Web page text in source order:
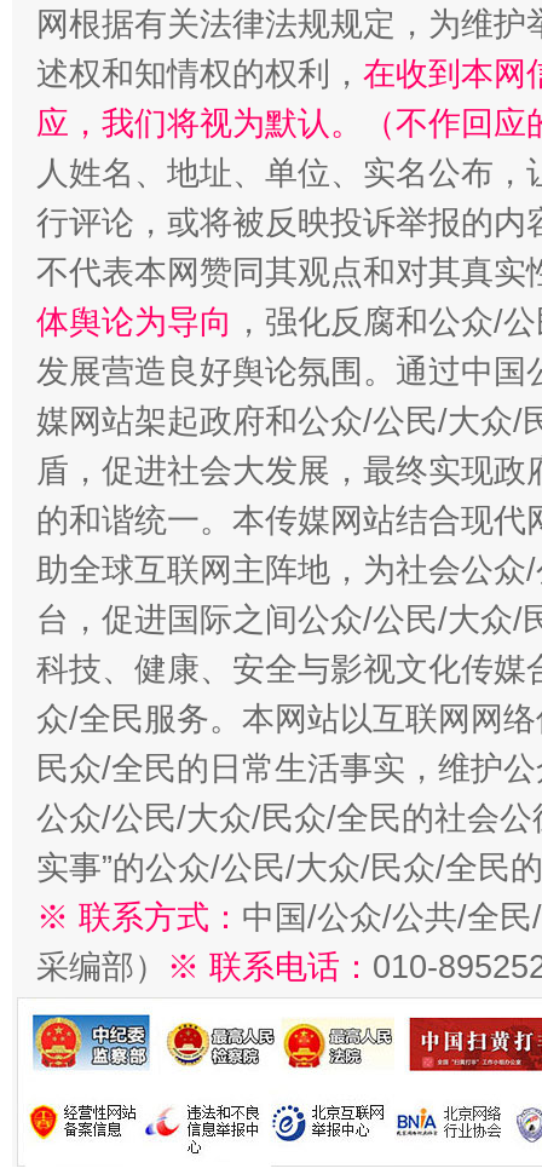
招工难、用工荒背后
网根据有关法律法规规定，为维
述权和知情权的权利， 在收到本网
应，我们将视为默认。（不作回应
人姓名、地址、单位、实名公布
行评论，或将被反映投诉举报的
不代表本网赞同其观点和对其真实
体舆论为导向 ，强化反腐和公众/
发展营造良好舆论氛围。通过中
媒网站架起政府和公众/公民/大众/
盾，促进社会大发展，最终实现
的和谐统一。本传媒网站结合现
助全球互联网主阵地，为社会公
台，促进国际之间公众/公民/大众/
科技、健康、安全与影视文化传
众/全民服务。本网站以互联网网
民众/全民的日常生活事实，维护
公众/公民/大众/民众/全民的社会公
实事”的公众/公民/大众/民众/全民
※ 联系方式： 中国/公众/公共/全
采编部） ※ 联系电话： 010-